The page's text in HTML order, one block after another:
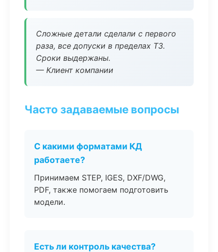
Сложные детали сделали с первого
раза, все допуски в пределах ТЗ.
Сроки выдержаны.
— Клиент компании
Часто задаваемые вопросы
С какими форматами КД
работаете?
Принимаем STEP, IGES, DXF/DWG,
PDF, также помогаем подготовить
модели.
Есть ли контроль качества?